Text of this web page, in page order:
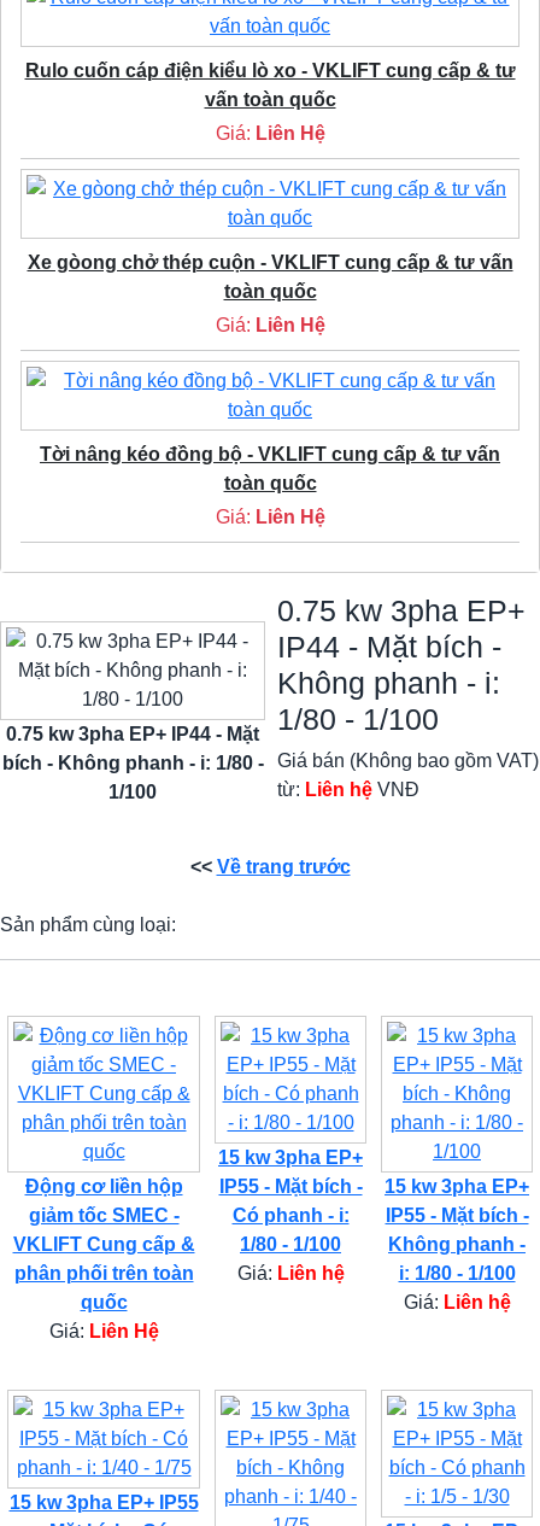
Rulo cuốn cáp điện kiểu lò xo - VKLIFT cung cấp & tư
vấn toàn quốc
Giá: Liên Hệ
Xe gòong chở thép cuộn - VKLIFT cung cấp & tư vấn
toàn quốc
Giá: Liên Hệ
Tời nâng kéo đồng bộ - VKLIFT cung cấp & tư vấn
toàn quốc
Giá: Liên Hệ
0.75 kw 3pha EP+ IP44 - Mặt
bích - Không phanh - i: 1/80 -
1/100
0.75 kw 3pha EP+
IP44 - Mặt bích -
Không phanh - i:
1/80 - 1/100
Giá bán (Không bao gồm VAT)
từ: Liên hệ VNĐ
<< Về trang trước
Sản phẩm cùng loại:
Động cơ liền hộp
giảm tốc SMEC -
VKLIFT Cung cấp &
phân phối trên toàn
quốc
Giá: Liên Hệ
15 kw 3pha EP+
IP55 - Mặt bích -
Có phanh - i:
1/80 - 1/100
Giá: Liên hệ
15 kw 3pha EP+
IP55 - Mặt bích -
Không phanh -
i: 1/80 - 1/100
Giá: Liên hệ
15 kw 3pha EP+ IP55